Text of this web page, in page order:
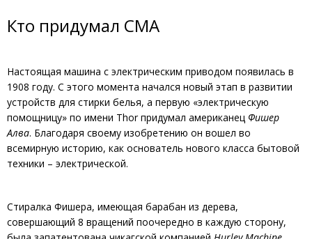
Кто придумал СМА
Настоящая машина с электрическим приводом появилась в
1908 году. С этого момента начался новый этап в развитии
устройств для стирки белья, а первую «электрическую
помощницу» по имени Thor придумал американец Фишер
Алва. Благодаря своему изобретению он вошел во
всемирную историю, как основатель нового класса бытовой
техники – электрической.
Стиралка Фишера, имеющая барабан из дерева,
совершающий 8 вращений поочередно в каждую сторону,